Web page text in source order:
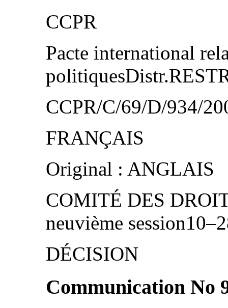
CCPR
Pacte international
CCPR/C/69/D/934/
FRANÇAIS
Original : ANGLAIS
COMITÉ DES
neuvième
DÉCISION
Communication No